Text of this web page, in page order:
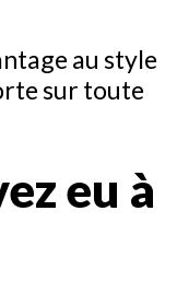
au style
sur toute
eu à